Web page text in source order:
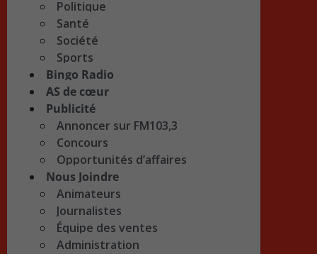
Politique
Santé
Société
Sports
Bingo Radio
AS de cœur
Publicité
Annoncer sur FM103,3
Concours
Opportunités d’affaires
Nous Joindre
Animateurs
Journalistes
Équipe des ventes
Administration